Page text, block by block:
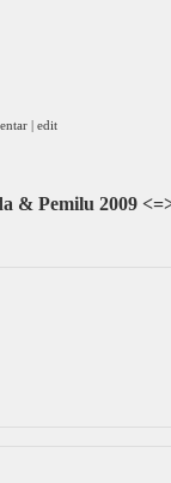
| edit
& Pemilu 2009